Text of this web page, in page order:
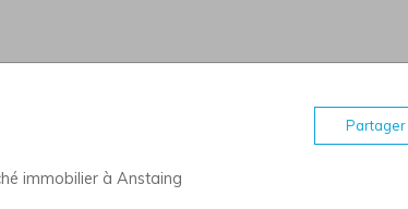
Partager
immobilier à Anstaing